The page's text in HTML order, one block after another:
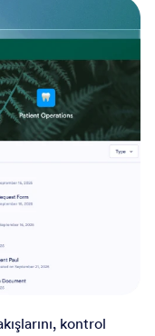
kontrol